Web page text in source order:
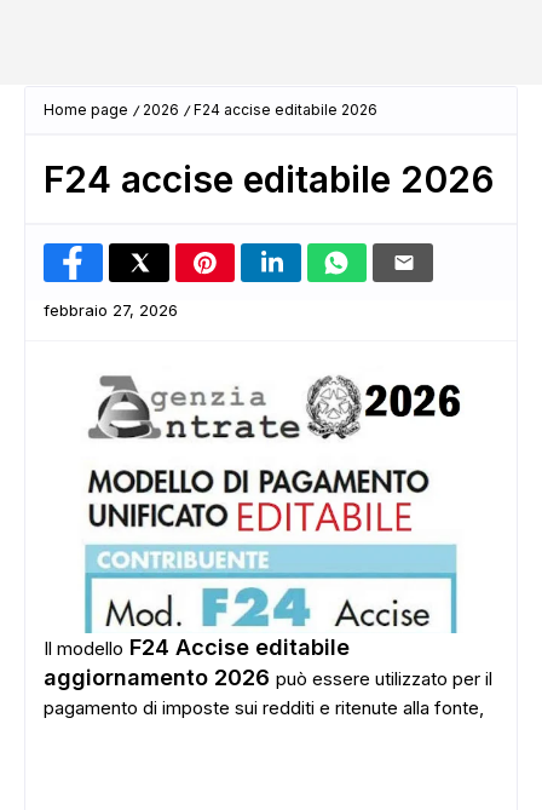
Home page 2026 F24 accise editabile 2026
F24 accise editabile 2026
febbraio 27, 2026
Il modello F24 Accise editabile
aggiornamento 2026 può essere utilizzato per il
pagamento di imposte sui redditi e ritenute alla fonte,